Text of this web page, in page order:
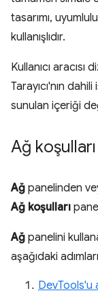
tasarımı,
kullanışlıdır.
Kullanıcı aracısı
Tarayıcı'nın
sunulan içeriği
Ağ
Ağ panelinden
Ağ koşulları
Ağ panelini
aşağıdaki
DevTools'u